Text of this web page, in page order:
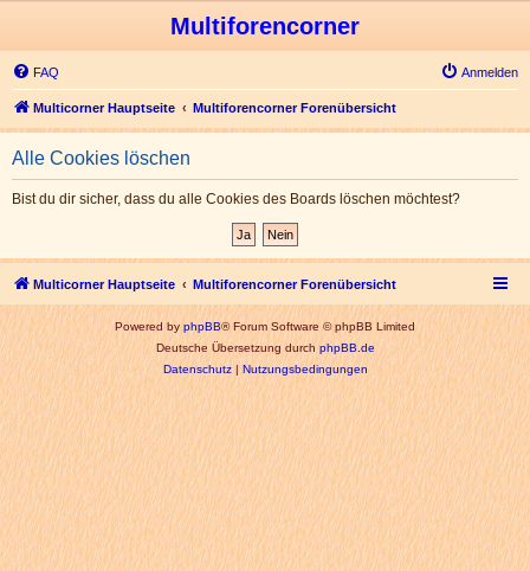
Multiforencorner
FAQ Anmelden
Multicorner Hauptseite Multiforencorner Forenübersicht
Alle Cookies löschen
Bist du dir sicher, dass du alle Cookies des Boards löschen möchtest?
Multicorner Hauptseite Multiforencorner Forenübersicht
Powered byphpBB® Forum Software © phpBB Limited
Deutsche Übersetzung durchphpBB.de
Datenschutz|Nutzungsbedingungen